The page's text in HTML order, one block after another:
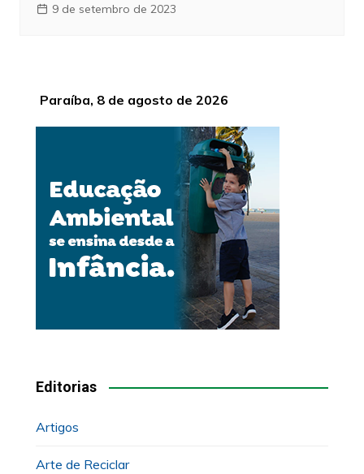
9 de setembro de 2023
Paraíba, 8 de agosto de 2026
Editorias
Artigos
Arte de Reciclar